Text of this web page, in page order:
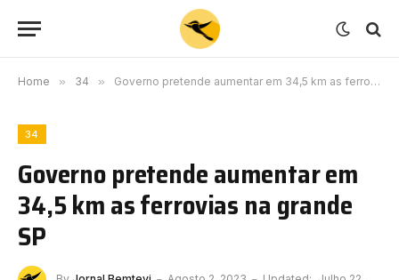
Home » 34 » Governo pretende aumentar em 34,5 km as ferrovias na grande SP
34
Governo pretende aumentar em
34,5 km as ferrovias na grande
SP